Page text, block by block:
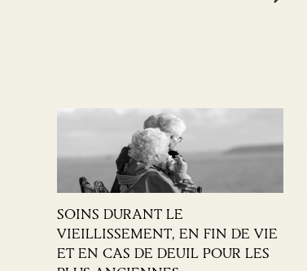
SOINS DURANT LE
VIEILLISSEMENT, EN FIN DE VIE
ET EN CAS DE DEUIL POUR LES